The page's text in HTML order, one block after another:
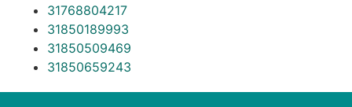
31768804217
31850189993
31850509469
31850659243